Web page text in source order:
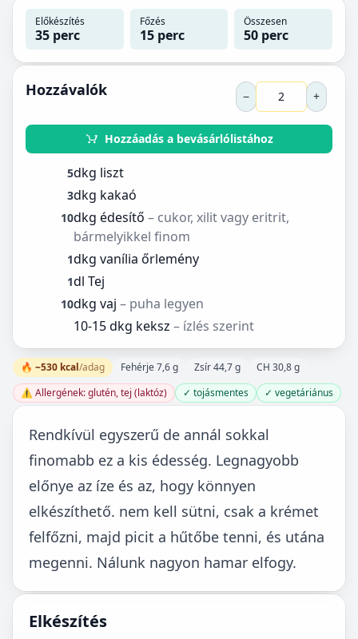
Előkészítés
35 perc
Főzés
15 perc
Összesen
50 perc
Hozzávalók − +
Hozzáadás a bevásárlólistához
5dkg liszt
3dkg kakaó
10dkg édesítő – cukor, xilit vagy eritrit,
bármelyikkel finom
1dkg vanília őrlemény
1dl Tej
10dkg vaj – puha legyen
10-15 dkg keksz – ízlés szerint
🔥 ~530 kcal/adag Fehérje 7,6 g Zsír 44,7 g
CH 30,8 g
⚠️ Allergének: glutén, tej (laktóz)
✓ tojásmentes ✓ vegetáriánus
Rendkívül egyszerű de annál sokkal
finomabb ez a kis édesség. Legnagyobb
előnye az íze és az, hogy könnyen
elkészíthető. nem kell sütni, csak a krémet
felfőzni, majd picit a hűtőbe tenni, és utána
megenni. Nálunk nagyon hamar elfogy.
Elkészítés